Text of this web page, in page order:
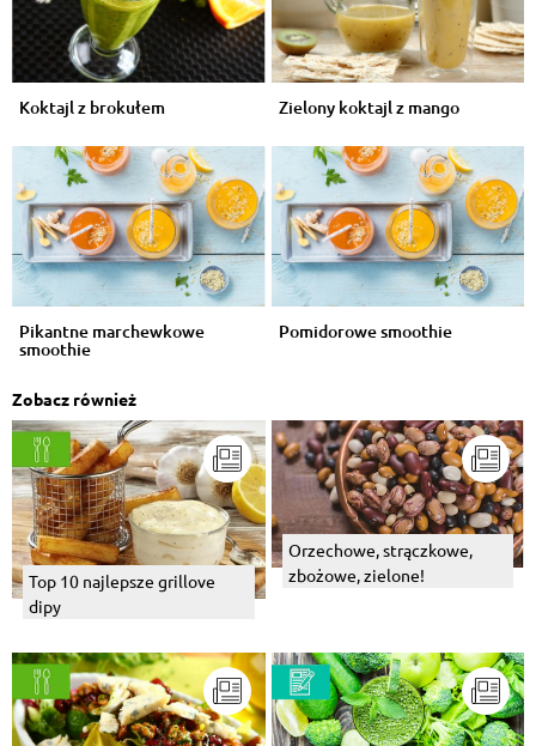
Koktajl z brokułem Zielony koktajl z mango
Pikantne marchewkowe
smoothie
Pomidorowe smoothie
Zobacz również
Top 10 najlepsze grillove
dipy
Orzechowe, strączkowe,
zbożowe, zielone!